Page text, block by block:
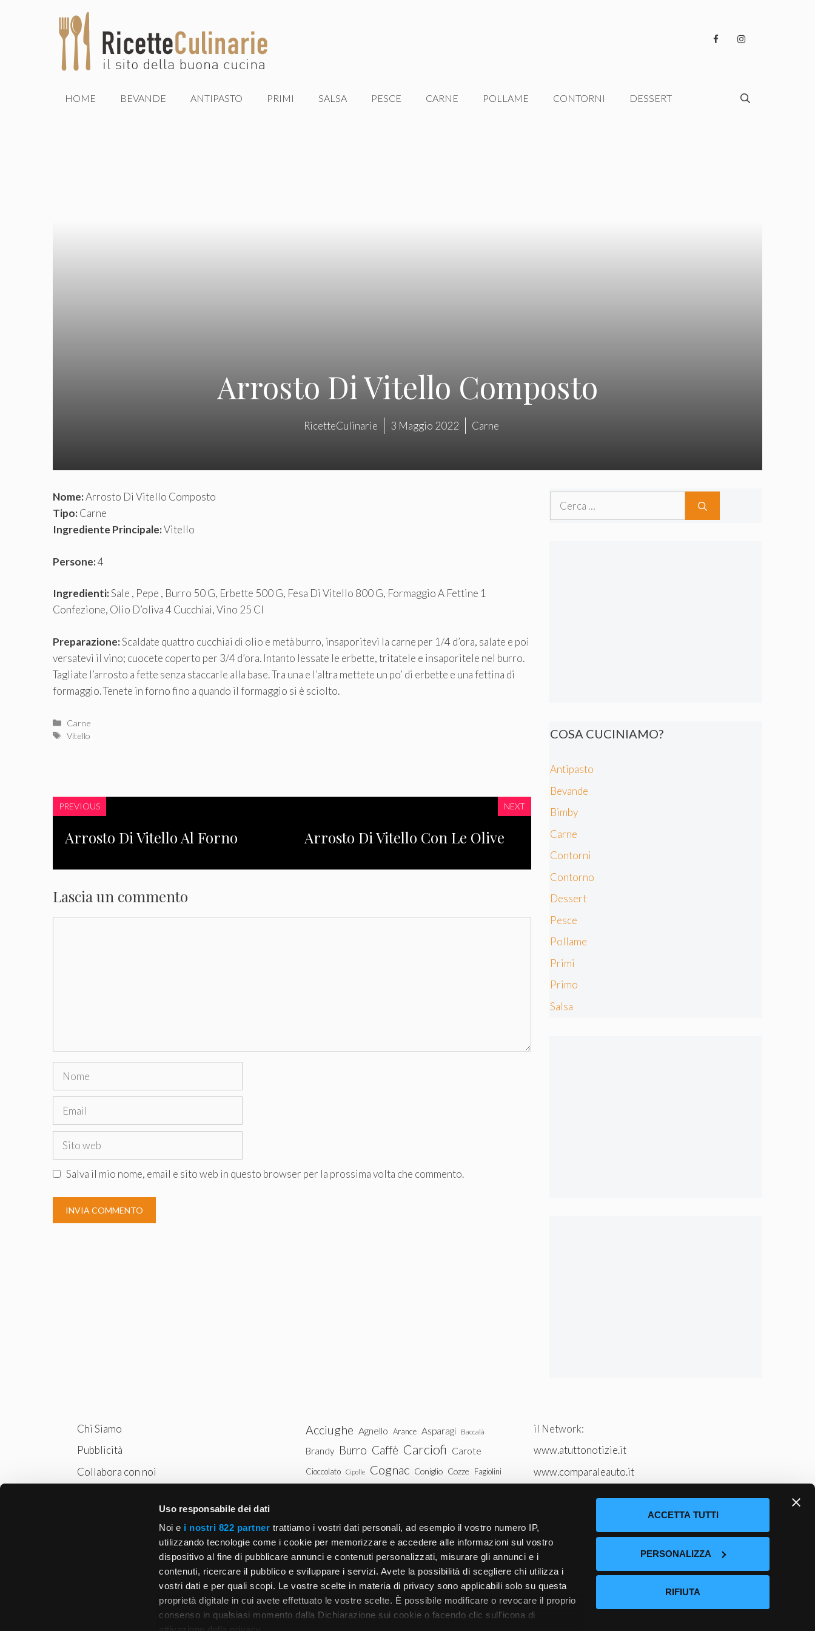
Uso responsabile dei dati
Noi e i nostri 822 partner trattiamo i vostri dati personali, ad esempio il vostro numero IP,
utilizzando tecnologie come i cookie per memorizzare e accedere alle informazioni sul vostro
dispositivo al fine di pubblicare annunci e contenuti personalizzati, misurare gli annunci e i
contenuti, ricercare il pubblico e sviluppare i servizi. Avete la possibilità di scegliere chi utilizza i
vostri dati e per quali scopi. Le vostre scelte in materia di privacy sono applicabili solo su questa
proprietà digitale in cui avete effettuato le vostre scelte. È possibile modificare o revocare il proprio
consenso in qualsiasi momento dalla Dichiarazione sui cookie o facendo clic sull'icona di
ACCETTA TUTTI
PERSONALIZZA
RIFIUTA
HOME BEVANDE ANTIPASTO PRIMI SALSA PESCE CARNE POLLAME CONTORNI DESSERT
Arrosto Di Vitello Composto
RicetteCulinarie 3 Maggio 2022 Carne
Nome:Arrosto Di Vitello Composto
Tipo:Carne
Ingrediente Principale:Vitello
Persone:4
Ingredienti:Sale , Pepe , Burro 50 G, Erbette 500 G, Fesa Di Vitello 800 G, Formaggio A Fettine 1
Confezione, Olio D’oliva 4 Cucchiai, Vino 25 Cl
Preparazione:Scaldate quattro cucchiai di olio e metà burro, insaporitevi la carne per 1/4 d’ora, salate e poi
versatevi il vino; cuocete coperto per 3/4 d’ora. Intanto lessate le erbette, tritatele e insaporitele nel burro.
Tagliate l’arrosto a fette senza staccarle alla base. Tra una e l’altra mettete un po’ di erbette e una fettina di
formaggio. Tenete in forno fino a quando il formaggio si è sciolto.
Categorie
Carne
Tag
Vitello
PREVIOUS
Arrosto Di Vitello Al Forno
NEXT
Arrosto Di Vitello Con Le Olive
Lascia un commento
Nome
Email
Sito
Salva il mio nome, email e sito web in questo browser per la prossima volta che commento.
Ricerca
COSA CUCINIAMO?
Antipasto
Bevande
Bimby
Carne
Contorni
Contorno
Dessert
Pesce
Pollame
Primi
Primo
Salsa
Chi Siamo
Pubblicità
Collabora con noi
Acciughe Agnello Arance Asparagi Baccalà
Brandy Burro Caffè Carciofi Carote
Cioccolato Cipolle Cognac Coniglio Cozze Fagiolini
Patate Peperoni Piselli Pollo
Pomodori Ricotta Rum
Spinaci Tacchino Tonno Uova Vitello
Vodka Whisky Zucca Zucchine
il Network:
www.atuttonotizie.it
www.comparaleauto.it